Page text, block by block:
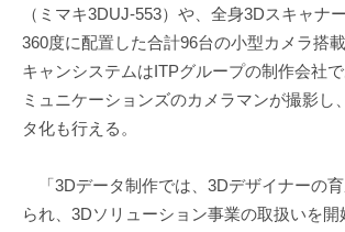
（ミマキ3DUJ-553）や、全身3Dスキャナ
360度に配置した合計96台の小型カメラ搭
キャンシステムはITPグループの制作会社
ミュニケーションズのカメラマンが撮影し
タ化も行える。
「3Dデータ制作では、3Dデザイナーの
られ、3Dソリューション事業の取扱いを開